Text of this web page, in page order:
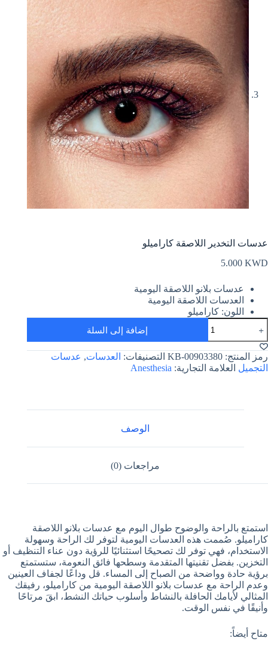
عدسات التخدير اللاصقة كاراميلو
5.000 KWD
عدسات بلانو اللاصقة اليومية
العدسات اللاصقة اليومية
اللون: كاراميلو
عدسات
التخدير
اللاصقة
كاراميلو
إضافة إلى السلة
رمز المنتج: KB-00903380 التصنيفات: العدسات, عدسات
التجميل العلامة التجارية: Anesthesia
الوصف
مراجعات (0)
استمتع بالراحة والوضوح طوال اليوم مع عدسات بلانو اللاصقة
كاراميلو. صُممت هذه العدسات اليومية لتوفر لك الراحة وسهولة
الاستخدام، فهي توفر لك تصحيحًا استثنائيًا للرؤية دون عناء التنظيف أو
التخزين. بفضل تقنيتها المتقدمة وسطحها فائق النعومة، ستستمتع
برؤية حادة وواضحة من الصباح إلى المساء. قل وداعًا لجفاف العينين
وعدم الراحة مع عدسات بلانو اللاصقة اليومية من كاراميلو، رفيقك
المثالي لأيامك الحافلة بالنشاط وأسلوب حياتك النشط، ابقَ مرتاحًا
وأنيقًا في نفس الوقت.
متاح أيضاً: